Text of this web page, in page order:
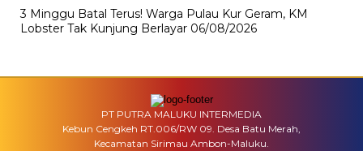
3 Minggu Batal Terus! Warga Pulau Kur Geram, KM
Lobster Tak Kunjung Berlayar 06/08/2026
PT PUTRA MALUKU INTERMEDIA
Kebun Cengkeh RT.006/RW 09. Desa Batu Merah,
Kecamatan Sirimau Ambon-Maluku.